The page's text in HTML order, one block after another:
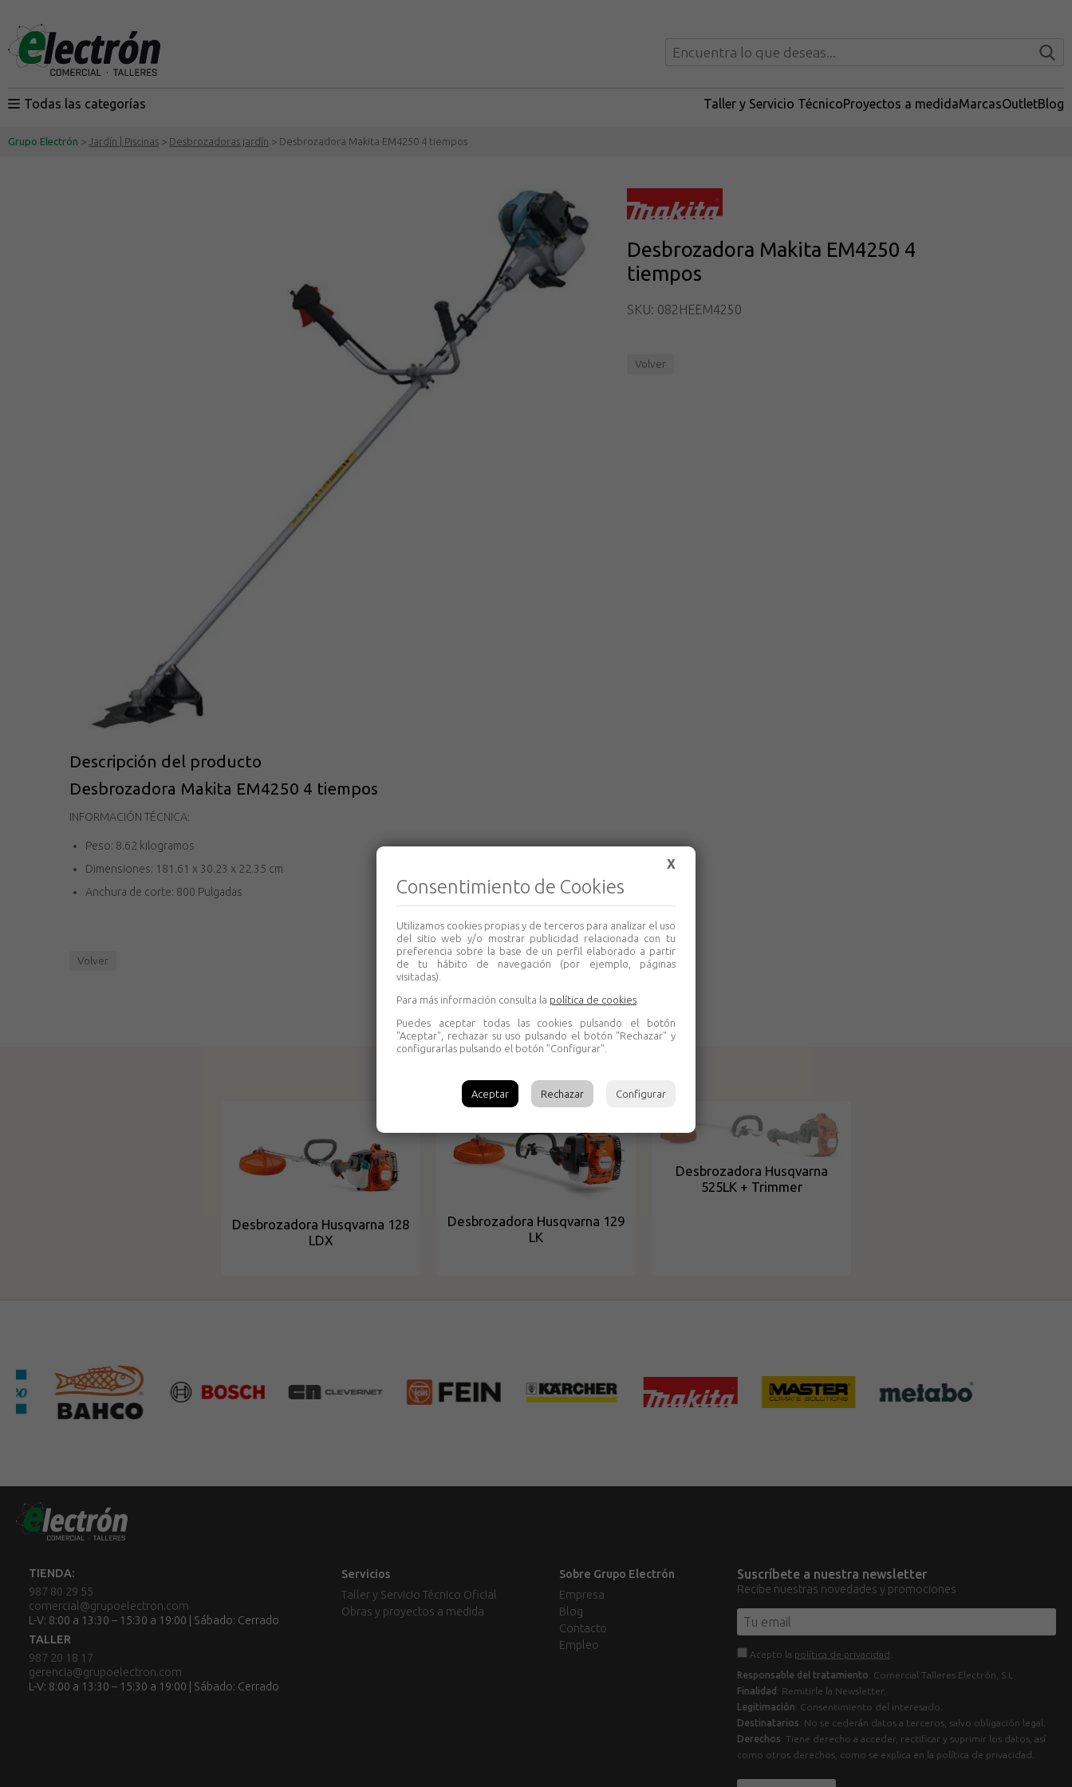
Todas las categorías Taller y Servicio TécnicoProyectos a medidaMarcasOutletBlog
Grupo Electrón > Jardín | Piscinas > Desbrozadoras jardín > Desbrozadora Makita EM4250 4 tiempos
Desbrozadora Makita EM4250 4
tiempos
SKU: 082HEEM4250
Volver
Descripción del producto
Desbrozadora Makita EM4250 4 tiempos
INFORMACIÓN TÉCNICA:
Peso: 8.62 kilogramos
Dimensiones: 181.61 x 30.23 x 22.35 cm
Anchura de corte: 800 Pulgadas
Volver
Productos relacionados
Desbrozadora Husqvarna 128
LDX
Desbrozadora Husqvarna 129
LK
Desbrozadora Husqvarna
525LK + Trimmer
TIENDA:
987 80 29 55
comercial@grupoelectron.com
L-V: 8:00 a 13:30 – 15:30 a 19:00 | Sábado: Cerrado
TALLER
987 20 18 17
gerencia@grupoelectron.com
L-V: 8:00 a 13:30 – 15:30 a 19:00 | Sábado: Cerrado
Servicios
Taller y Servicio Técnico Oficial
Obras y proyectos a medida
Sobre Grupo Electrón
Empresa
Blog
Contacto
Empleo
Suscríbete a nuestra newsletter
Recibe nuestras novedades y promociones
Acepto la política de privacidad
Responsable del tratamiento: Comercial Talleres Electrón, S.L.
Finalidad : Remitirle la Newsletter.
Legitimación: Consentimiento del interesado.
Destinatarios: No se cederán datos a terceros, salvo obligación legal.
Derechos: Tiene derecho a acceder, rectificar y suprimir los datos, así
como otros derechos, como se explica en la política de privacidad.
X
Consentimiento de Cookies
Utilizamos cookies propias y de terceros para analizar el uso
del sitio web y/o mostrar publicidad relacionada con tu
preferencia sobre la base de un perfil elaborado a partir
de tu hábito de navegación (por ejemplo, páginas
visitadas).
Para más información consulta la política de cookies
Puedes aceptar todas las cookies pulsando el botón
"Aceptar", rechazar su uso pulsando el botón "Rechazar" y
configurarlas pulsando el botón "Configurar".
Aceptar Rechazar Configurar